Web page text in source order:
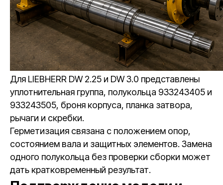
Для LIEBHERR DW 2.25 и DW 3.0 представлены
уплотнительная группа, полукольца 933243405 и
933243505, броня корпуса, планка затвора,
рычаги и скребки.
Герметизация связана с положением опор,
состоянием вала и защитных элементов. Замена
одного полукольца без проверки сборки может
дать кратковременный результат.